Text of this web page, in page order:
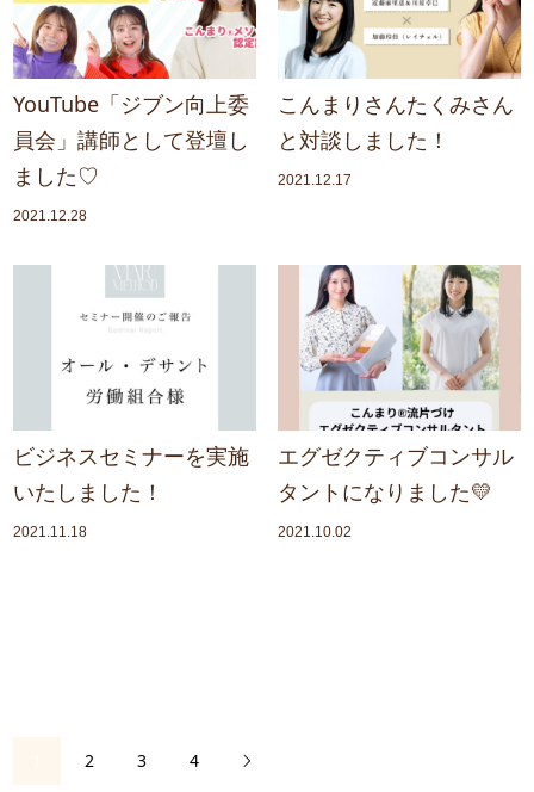
YouTube「ジブン向上委
員会」講師として登壇し
ました♡
2021.12.28
こんまりさんたくみさん
と対談しました！
2021.12.17
ビジネスセミナーを実施
いたしました！
2021.11.18
エグゼクティブコンサル
タントになりました💛
2021.10.02
2 3 4 